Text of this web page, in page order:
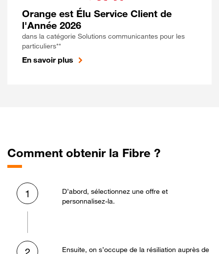
Orange est Élu Service Client de
l'Année 2026
dans la catégorie Solutions communicantes pour les
particuliers**
En savoir plus
Comment obtenir la Fibre ?
1
D’abord, sélectionnez une offre et
personnalisez-la.
Ensuite, on s’occupe de la résiliation auprès de